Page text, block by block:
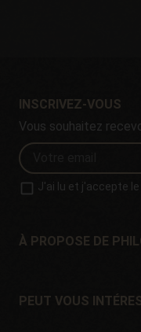
INSCRIVEZ-VOUS
Vous souhaitez
J'ai lu et j'accepte le
À PROPOSE DE
Situation et contact
PEUT VOUS